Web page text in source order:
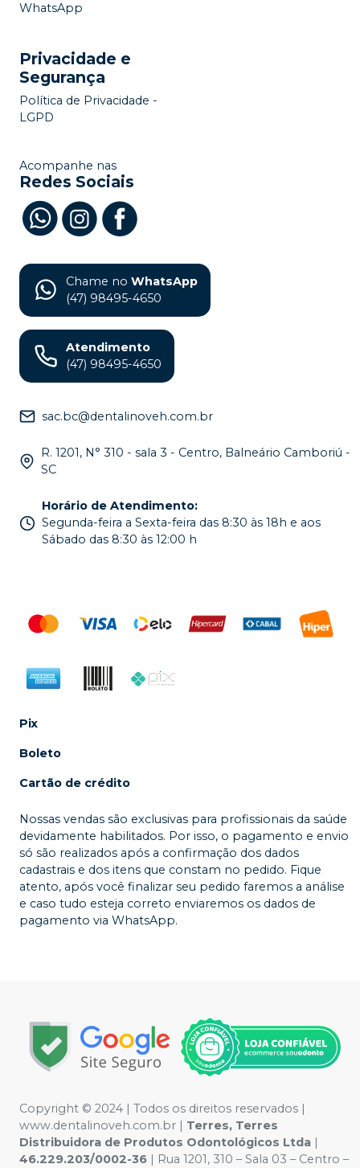
WhatsApp
Privacidade e
Segurança
Política de Privacidade -
LGPD
Acompanhe nas
Redes Sociais
Chame no WhatsApp
(47) 98495-4650
Atendimento
(47) 98495-4650
sac.bc@dentalinoveh.com.br
R. 1201, N° 310 - sala 3 - Centro, Balneário Camboriú -
SC
Horário de Atendimento:
Segunda-feira a Sexta-feira das 8:30 às 18h e aos
Sábado das 8:30 às 12:00 h
Pix
Boleto
Cartão de crédito
Nossas vendas são exclusivas para profissionais da saúde
devidamente habilitados. Por isso, o pagamento e envio
só são realizados após a confirmação dos dados
cadastrais e dos itens que constam no pedido. Fique
atento, após você finalizar seu pedido faremos a análise
e caso tudo esteja correto enviaremos os dados de
pagamento via WhatsApp.
Copyright © 2024 | Todos os direitos reservados |
www.dentalinoveh.com.br | Terres, Terres
Distribuidora de Produtos Odontológicos Ltda |
46.229.203/0002-36 | Rua 1201, 310 – Sala 03 – Centro –